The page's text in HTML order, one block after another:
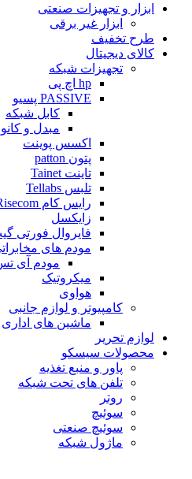
ابزار و تجهیزات صنعتی
ابزار غیر برقی
طرح تخفیف
کالای دیجیتال
تجهیزات شبکه
hp اچ پی
PASSIVE پسیو
کابل شبکه
مبدل و
اکسس پوینت
پتون patton
تاینت Tainet
تلبس Tellabs
رایس کام Risecom
زایکسل
فایروال فورتی
مودم های
مودم آی
میکروتیک
هواوی
کامپیوتر و لوازم جانبی
ماشین های اداری
لوازم تحریر
محصولات سیسکو
پاور و منبع تغذیه
تلفن های تحت شبکه
روتر
سوئیچ
سوئیچ صنعتی
ماژول شبکه